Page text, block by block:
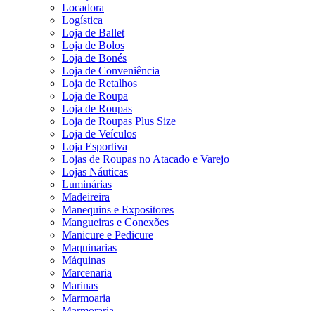
Locadora
Logística
Loja de Ballet
Loja de Bolos
Loja de Bonés
Loja de Conveniência
Loja de Retalhos
Loja de Roupa
Loja de Roupas
Loja de Roupas Plus Size
Loja de Veículos
Loja Esportiva
Lojas de Roupas no Atacado e Varejo
Lojas Náuticas
Luminárias
Madeireira
Manequins e Expositores
Mangueiras e Conexões
Manicure e Pedicure
Maquinarias
Máquinas
Marcenaria
Marinas
Marmoaria